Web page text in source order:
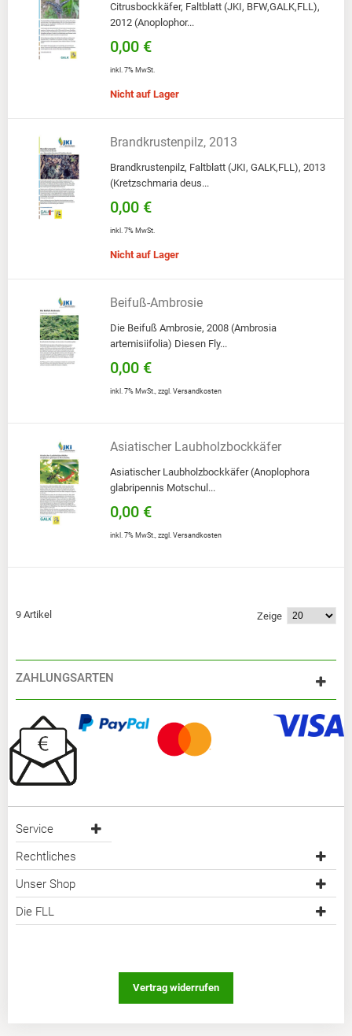
Citrusbockkäfer, Faltblatt (JKI, BFW,GALK,FLL),
2012 (Anoplophor...
0,00 €
inkl. 7% MwSt.
Nicht auf Lager
Brandkrustenpilz, 2013
Brandkrustenpilz, Faltblatt (JKI, GALK,FLL), 2013
(Kretzschmaria deus...
0,00 €
inkl. 7% MwSt.
Nicht auf Lager
Beifuß-Ambrosie
Die Beifuß Ambrosie, 2008 (Ambrosia
artemisiifolia) Diesen Fly...
0,00 €
inkl. 7% MwSt., zzgl. Versandkosten
Asiatischer Laubholzbockkäfer
Asiatischer Laubholzbockkäfer (Anoplophora
glabripennis Motschul...
0,00 €
inkl. 7% MwSt., zzgl. Versandkosten
9 Artikel Zeige
ZAHLUNGSARTEN
Service
Rechtliches
Unser Shop
Die FLL
Vertrag widerrufen